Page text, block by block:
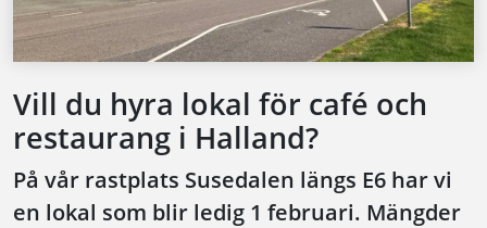
Vill du hyra lokal för café och
restaurang i Halland?
På vår rastplats Susedalen längs E6 har vi
en lokal som blir ledig 1 februari. Mängder